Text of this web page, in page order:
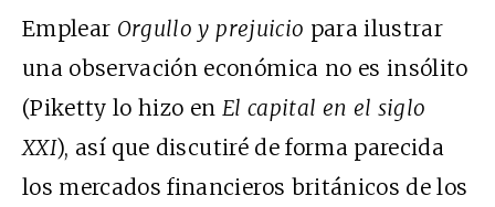
Emplear Orgullo y prejuicio para ilustrar
una observación económica no es insólito
(Piketty lo hizo en El capital en el siglo
XXI), así que discutiré de forma parecida
los mercados financieros británicos de los